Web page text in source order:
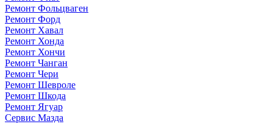
Ремонт Фольцваген
Ремонт Форд
Ремонт Хавал
Ремонт Хонда
Ремонт Хончи
Ремонт Чанган
Ремонт Чери
Ремонт Шевроле
Ремонт Шкода
Ремонт Ягуар
Сервис Мазда